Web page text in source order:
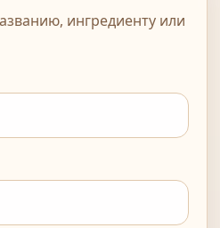
ингредиенту или